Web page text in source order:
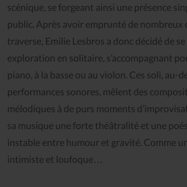
scénique, se forgeant ainsi une présence
public. Après avoir emprunté de nombreux
traverse, Emilie Lesbros a donc décidé de
exploration en solitaire, s’accompagnant
piano, à la basse ou au violon. Ces soli, au-
performances sonores, mêlent des
mélodiques à de purs moments
sa musique une forte théâtralité et une
instable entre humour et gravité. Comme
intimiste et loufoque…